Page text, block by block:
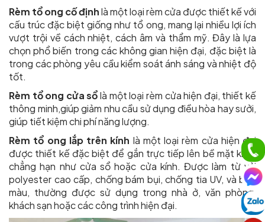
Rèm tổ ong cố địnhlà một loại rèm cửa được thiết kế với
cấu trúc đặc biệt giống như tổ ong, mang lại nhiều lợi ích
vượt trội về cách nhiệt, cách âm và thẩm mỹ. Đây là lựa
chọn phổ biến trong các không gian hiện đại, đặc biệt là
trong các phòng yêu cầu kiểm soát ánh sáng và nhiệt độ
tốt.
Rèm tổ ong cửa sổlà một loại rèm cửa hiện đại, thiết kế
thông minh,giúp giảm nhu cầu sử dụng điều hòa hay sưởi,
giúp tiết kiệm chi phí năng lượng.
Rèm tổ ong lắp trên kính là một loại rèm cửa hiện đại
được thiết kế đặc biệt để gắn trực tiếp lên bề mặt kính,
chẳng hạn như cửa sổ hoặc cửa kính.Được làm từ vải
polyester cao cấp, chống bám bụi, chống tia UV, và bền
màu, thường được sử dụng trong nhà ở, văn phòng,
khách sạn hoặc các công trình hiện đại.